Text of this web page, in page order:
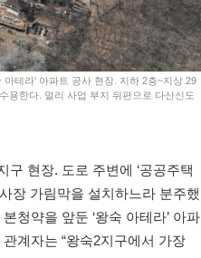
테라' 아파트 공사 현장. 지하 2층~지상 29
용한다. 멀리 사업 부지 뒤편으로 다산신도
현장. 도로 주변에 ‘공공주택
장 가림막을 설치하느라 분주했
청약을 앞둔 ‘왕숙 아테라’ 아파
계자는 “왕숙2지구에서 가장